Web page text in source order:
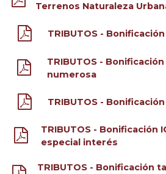
Terrenos Naturaleza
TRIBUTOS -
TRIBUTOS -
numerosa
TRIBUTOS -
TRIBUTOS - Bonificación
especial interés
TRIBUTOS - Bonificación